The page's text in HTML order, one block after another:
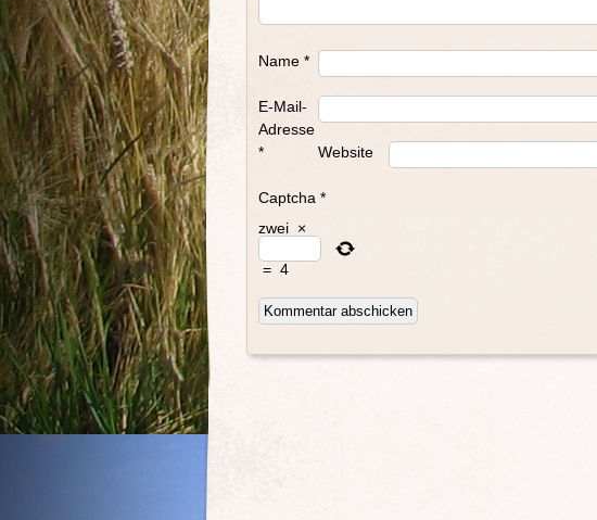
Name *
E-Mail-
Adresse
*
Website
Captcha *
zwei ×
= 4